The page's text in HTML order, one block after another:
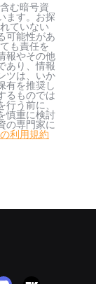
む暗号資
ます。お探
ていない
可能性があ
も責任を
報やその他
あり、情報
ツは、いか
有を推奨し
るものでは
う前に、
慎重に検討
の専門家に
利用規約